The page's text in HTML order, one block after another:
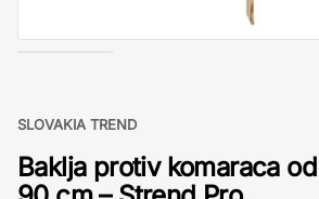
SLOVAKIA TREND
Baklja protiv komaraca